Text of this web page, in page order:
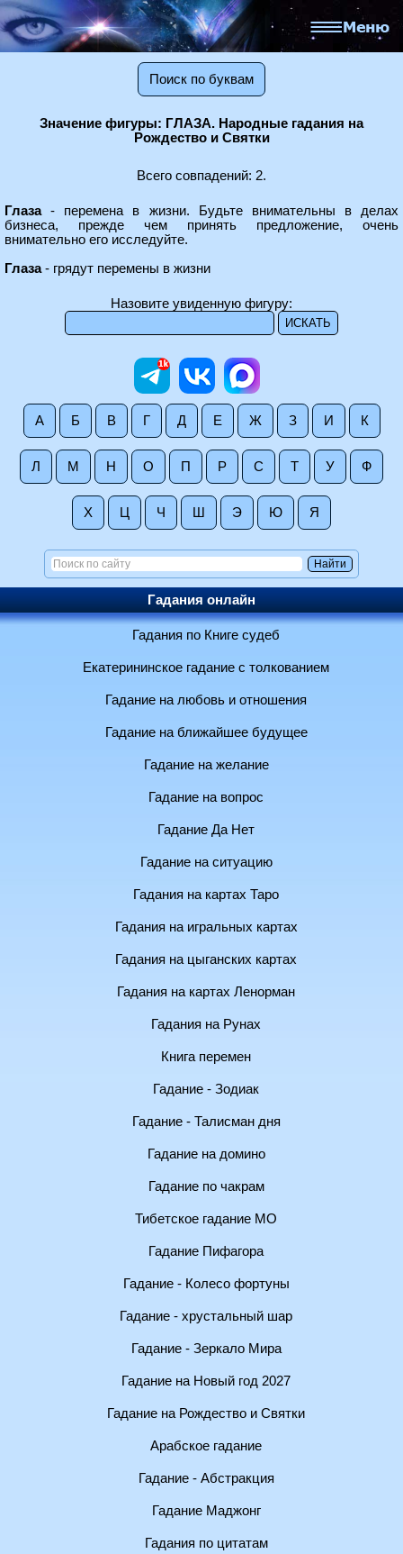
Поиск по буквам
Значение фигуры: ГЛАЗА. Народные гадания на
Рождество и Святки
Всего совпадений: 2.
Глаза- перемена в жизни. Будьте внимательны в делах
бизнеса, прежде чем принять предложение, очень
внимательно его исследуйте.
Глаза- грядут перемены в жизни
Назовите увиденную фигуру:
А Б В Г Д Е Ж З И К
Л М Н О П Р С Т У Ф
Х Ц Ч Ш Э Ю Я
Гадания онлайн
Гадания по Книге судеб
Екатерининское гадание с толкованием
Гадание на любовь и отношения
Гадание на ближайшее будущее
Гадание на желание
Гадание на вопрос
Гадание Да Нет
Гадание на ситуацию
Гадания на картах Таро
Гадания на игральных картах
Гадания на цыганских картах
Гадания на картах Ленорман
Гадания на Рунах
Книга перемен
Гадание - Зодиак
Гадание - Талисман дня
Гадание на домино
Гадание по чакрам
Тибетское гадание МО
Гадание Пифагора
Гадание - Колесо фортуны
Гадание - хрустальный шар
Гадание - Зеркало Мира
Гадание на Новый год 2027
Гадание на Рождество и Святки
Арабское гадание
Гадание - Абстракция
Гадание Маджонг
Гадания по цитатам